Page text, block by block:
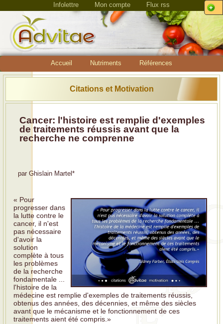
Infolettre Mon compte Flux rss
Accueil Nutriments Références
Citations et Motivation
Cancer: l'histoire est remplie d'exemples
de traitements réussis avant que la
recherche ne comprenne
par Ghislain Martel *
« Pour
progresser dans
la lutte contre le
cancer, il n'est
pas nécessaire
d'avoir la
solution
complète à tous
les problèmes
de la recherche
fondamentale ...
l'histoire de la
médecine est remplie d'exemples de traitements réussis,
obtenus des années, des décennies, et même des siècles
avant que le mécanisme et le fonctionnement de ces
traitements aient été compris.»